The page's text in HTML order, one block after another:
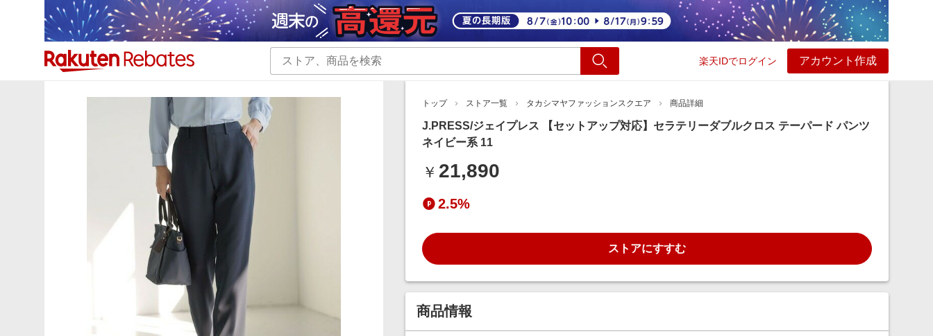
楽天IDでログイン アカウント作成
トップ ストア一覧 タカシマヤファッションスクエア 商品詳細
J.PRESS/ジェイプレス 【セットアップ対応】セラテリーダブルクロス テーパード パンツ
ネイビー系 11
￥ 21,890
2.5%
ストアにすすむ
商品情報